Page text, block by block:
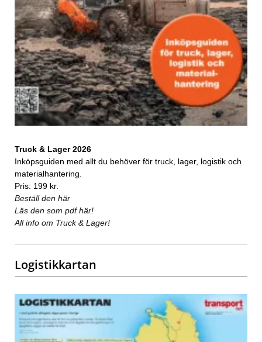
Truck & Lager 2026
Inköpsguiden med allt du behöver för truck, lager, logistik och
materialhantering.
Pris: 199 kr.
Beställ den här
Läs den som pdf här!
All info om Truck & Lager!
Logistikkartan